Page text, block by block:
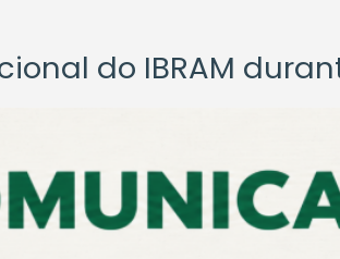
do IBRAM